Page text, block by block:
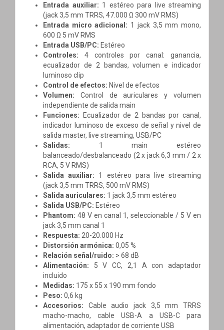
Entrada auxiliar: 1 estéreo para live streaming
(jack 3,5 mm TRRS, 47.000 Ω 300 mV RMS)
Entrada micro adicional: 1 jack 3,5 mm mono,
600 Ω 5 mV RMS
Entrada USB/PC: Estéreo
Controles: 4 controles por canal: ganancia,
ecualizador de 2 bandas, volumen e indicador
luminoso clip
Control de efectos: Nivel de efectos
Volumen: Control de auriculares y volumen
independiente de salida main
Funciones: Ecualizador de 2 bandas por canal,
indicador luminoso de exceso de señal y nivel de
salida master, live streaming, USB/PC
Salidas: 1 main estéreo
balanceado/desbalanceado (2 x jack 6,3 mm / 2 x
RCA, 5 V RMS)
Salida auxiliar: 1 estéreo para live streaming
(jack 3,5 mm TRRS, 500 mV RMS)
Salida auriculares: 1 jack 3,5 mm estéreo
Salida USB/PC: Estéreo
Phantom: 48 V en canal 1, seleccionable / 5 V en
jack 3,5 mm canal 1
Respuesta: 20-20.000 Hz
Distorsión armónica: 0,05 %
Relación señal/ruido: > 68 dB
Alimentación: 5 V CC, 2,1 A con adaptador
incluido
Medidas: 175 x 55 x 190 mm fondo
Peso: 0,6 kg
Accesorios: Cable audio jack 3,5 mm TRRS
macho-macho, cable USB-A a USB-C para
alimentación, adaptador de corriente USB